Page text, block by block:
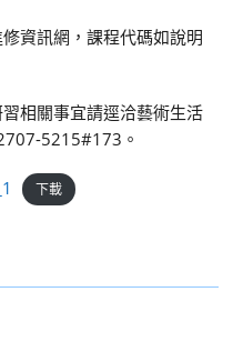
資訊網，課程代碼如說明
相關事宜請逕洽藝術生活
5215#173。
下載